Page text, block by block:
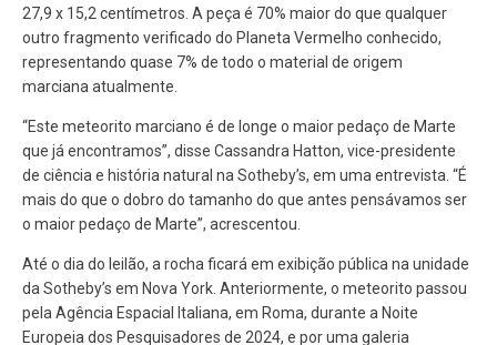
27,9 x 15,2 centímetros. A peça é 70% maior do que qualquer
outro fragmento verificado do Planeta Vermelho conhecido,
representando quase 7% de todo o material de origem
marciana atualmente.
“Este meteorito marciano é de longe o maior pedaço de Marte
que já encontramos”, disse Cassandra Hatton, vice-presidente
de ciência e história natural na Sotheby’s, em uma entrevista. “É
mais do que o dobro do tamanho do que antes pensávamos ser
o maior pedaço de Marte”, acrescentou.
Até o dia do leilão, a rocha ficará em exibição pública na unidade
da Sotheby’s em Nova York. Anteriormente, o meteorito passou
pela Agência Espacial Italiana, em Roma, durante a Noite
Europeia dos Pesquisadores de 2024, e por uma galeria